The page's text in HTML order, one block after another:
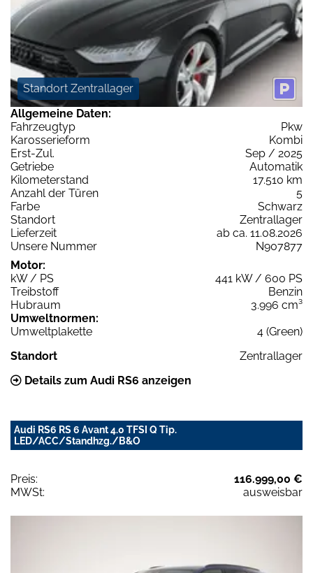
Standort Zentrallager
Allgemeine Daten:
Fahrzeugtyp
Pkw
Karosserieform
Kombi
Erst-Zul.
Sep / 2025
Getriebe
Automatik
Kilometerstand
17.510 km
Anzahl der Türen
5
Farbe
Schwarz
Standort
Zentrallager
Lieferzeit
ab ca. 11.08.2026
Unsere Nummer
N907877
Motor:
kW / PS
441 kW / 600 PS
Treibstoff
Benzin
Hubraum
3.996 cm³
Umweltnormen:
Umweltplakette
4 (Green)
Standort
Zentrallager
Details zum Audi RS6 anzeigen
Audi RS6 RS 6 Avant 4.0 TFSI Q Tip.
LED/ACC/Standhzg./B&O
Preis:
116.999,00 €
MWSt:
ausweisbar